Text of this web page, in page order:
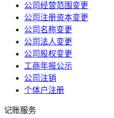
公司经营范围变更
公司注册资本变更
公司名称变更
公司法人变更
公司股权变更
工商年报公示
公司注销
个体户注册
记账服务